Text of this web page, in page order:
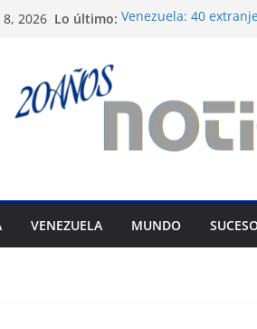
2026 Lo último: Venezuela: 40
Venezuela
Vente Venezuela
político José Breijo
Festival de Cine
VENEZUELA MUNDO